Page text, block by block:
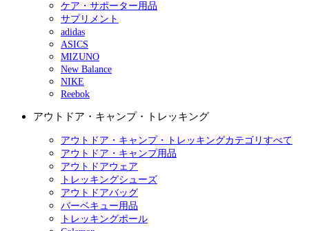
ケア・サポーター用品
サプリメント
adidas
ASICS
MIZUNO
New Balance
NIKE
Reebok
アウトドア・キャンプ・トレッキング
アウトドア・キャンプ・トレッキングカテゴリすべて
アウトドア・キャンプ用品
アウトドアウェア
トレッキングシューズ
アウトドアバッグ
バーベキュー用品
トレッキングポール